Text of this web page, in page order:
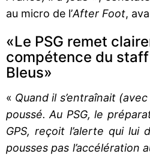
au micro de l’After Foot,
«Le PSG remet
compétence du
Bleus»
« Quand il s’entraînait
poussé. Au PSG, le
GPS, reçoit l’alerte qui
pousses pas l’accélération